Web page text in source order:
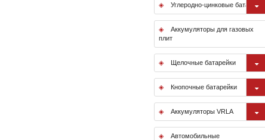
Углеродно-цинковые батареи
Аккумуляторы для газовых
плит
Щелочные батарейки
Кнопочные батарейки
Аккумуляторы VRLA
Автомобильные